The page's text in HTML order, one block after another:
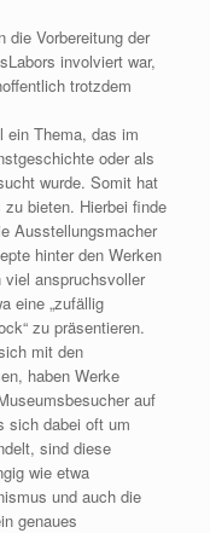
die Vorbereitung der
involviert war,
trotzdem
ein Thema, das im
oder als
wurde. Somit hat
bieten. Hierbei finde
Ausstellungsmacher
hinter den Werken
anspruchsvoller
eine „zufällig
zu präsentieren.
mit den
haben Werke
auf
sich dabei oft um
sind diese
wie etwa
und auch die
genaues